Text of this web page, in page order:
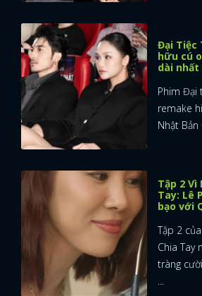
Đại Tiệc
hữu cú
dài nhất
Phim Đại
remake
Nhật
Tập 2 Vì
Tay: Lê
bạo với
Tập 2
Chia Tay
tràng
...